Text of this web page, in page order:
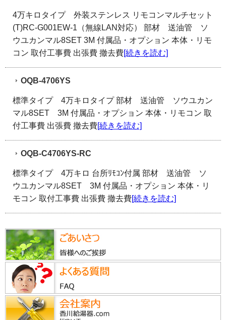
4万キロタイプ 外装ステンレス リモコンマルチセット
(T)RC-G001EW-1（無線LAN対応） 部材 送油管 ソ
ウユカンマル8SET 3M 付属品・オプション 本体・リモ
コン 取付工事費 出張費 撤去費[続きを読む]
OQB-4706YS
標準タイプ 4万キロタイプ 部材 送油管 ソウユカン
マル8SET 3M 付属品・オプション 本体・リモコン 取
付工事費 出張費 撤去費[続きを読む]
OQB-C4706YS-RC
標準タイプ 4万キロ 台所ﾘﾓｺﾝ付属 部材 送油管 ソ
ウユカンマル8SET 3M 付属品・オプション 本体・リ
モコン 取付工事費 出張費 撤去費[続きを読む]